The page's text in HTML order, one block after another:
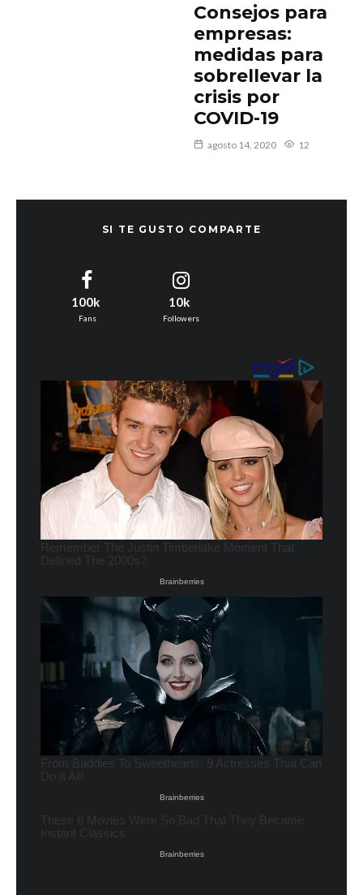
Consejos para
empresas:
medidas para
sobrellevar la
crisis por
COVID-19
agosto 14, 2020 12
SI TE GUSTO COMPARTE
100k
Fans
10k
Followers